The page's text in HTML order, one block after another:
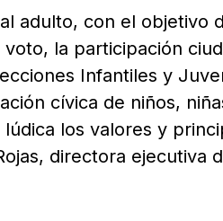
adulto, con el objetivo
la participación
Infantiles y
cívica de niños,
los valores y
directora ejecutiva